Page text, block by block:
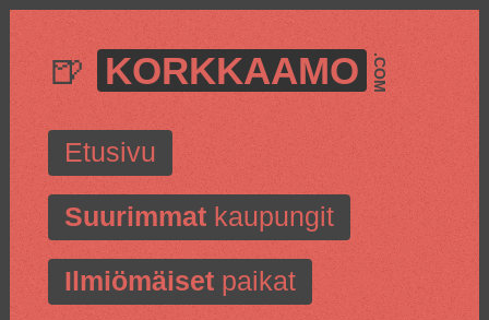
🍺 KORKKAAMO .COM
Etusivu
Suurimmatkaupungit
Ilmiömäisetpaikat